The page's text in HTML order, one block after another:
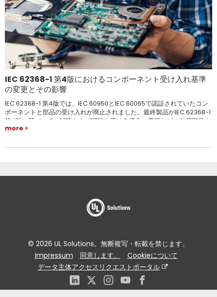
IEC 62368-1 第4版におけるコンポーネント受け入れ基準
の変更とその影響
IEC 62368-1 第4版では、IEC 60950とIEC 60065で認証されていたコン
ポーネントと部品の受け入れが廃止されました。最終製品がIEC 62368-1
第4版に基づいて、試験および認証を受ける場合、電源などの付属部品も
IEC 62368-1第4版での認証が求められます。
more
© 2026 UL Solutions。無断複写・転載を禁じます。
Impressum
同意します。
Cookieについて
データ主体アクセスリクエストポータル